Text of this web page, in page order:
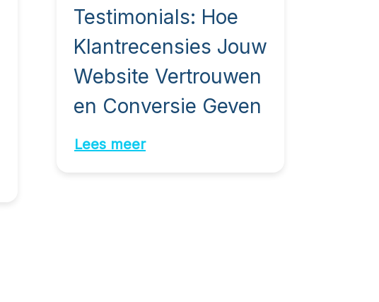
Testimonials: Hoe
Klantrecensies Jouw
Website Vertrouwen
en Conversie Geven
Lees meer